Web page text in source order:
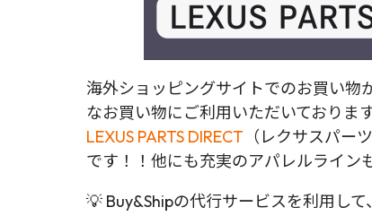
海外ショッピングサイトでのお買い物
なお買い物にご利用いただいておりま
LEXUS PARTS DIRECT （レクサスパー
です！！他にも充実のアパレルライン
💡 Buy&Shipの代行サービスを利用し